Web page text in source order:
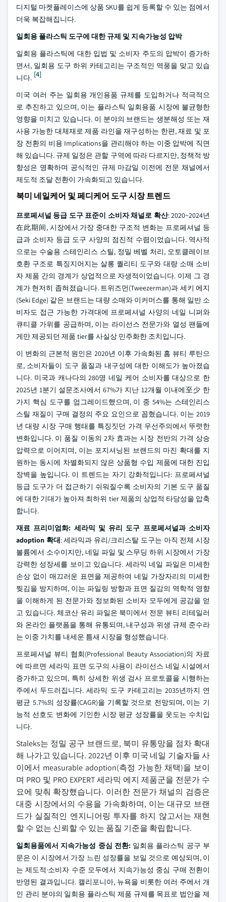
디지털 마켓플레이스에 상품 SKU를 쉽게 등록할 수 있는 점에서
더욱 복잡해집니다.
일회용 플라스틱 도구에 대한 규제 및 지속가능성 압박
일회용 플라스틱에 대한 입법 및 소비자 주도의 압박이 증가하
면서, 일회용 도구 하위 카테고리는 구조적인 역풍을 맞고 있습
니다. [4]
미국 여러 주는 일회용 개인용품 규제를 도입하거나 적극적으
로 추진하고 있으며, 이는 플라스틱 일회용품 시장에 불균형한
영향을 미치고 있습니다. 이 분야의 브랜드는 생분해성 또는 재
사용 가능한 대체재로 제품 라인을 재구성하는 한편, 재료 및 포
장 전환의 비용 Implications을 관리해야 하는 이중 압박에 직면
해 있습니다. 규제 일정은 관할 구역에 따라 다르지만, 정책적 방
향성은 명확하며 공식적인 규제 마감일 이전에 전문 채널에서
제도적 조달 전환이 가속화되고 있습니다.
북미 네일케어 및 페디케어 도구 시장 트렌드
프로페셔널 등급 도구 표준이 소비자 채널로 확산: 2020~2024년
在此期间, 시장에서 가장 중대한 구조적 변화는 프로페셔널 등
급과 소비자 등급 도구 사양의 점진적 수렴이었습니다. 역사적
으로는 수술용 스테인리스 스틸, 정밀 베벨 처리, 오토클레이브
호환 구조로 특징지어지는 살롱 퀄리티 도구와 대량 소매 소비
자 제품 간의 경계가 상업적으로 자생적이었습니다. 이제 그 경
계가 현저히 좁혀졌습니다. 트위즈먼(Tweezerman)과 세키 에지
(Seki Edge) 같은 브랜드는 대량 소매와 이커머스를 통해 일반 소
비자도 접근 가능한 가격대에 프로페셔널 사양의 네일 니퍼와
큐티클 가위를 공급하며, 이는 라이선스 전문가와 열성 팬들에
게만 제공되던 제품 tier를 사실상 민주화한 조치입니다.
이 변화의 근본적 원인은 2020년 이후 가속화된 홈 뷰티 루틴으
로, 소비자들이 도구 품질과 내구성에 대한 이해도가 높아졌습
니다. 미국과 캐나다의 280명 네일 케어 소비자를 대상으로 한
2025년 1분기 설문조사에서 67%가 지난 12개월 이내에至少 한
가지 핵심 도구를 업그레이드했으며, 이 중 54%는 스테인리스
스틸 재질이 구매 결정의 주요 요인으로 꼽혔습니다. 이는 2019
년 대량 시장 구매 행태를 특징짓던 가격 우선주의에서 뚜렷한
변화입니다. 이 품질 이동의 2차 효과는 시장 전반의 가격 상승
압력으로 이어지며, 이는 포지셔닝된 브랜드의 마진 확대를 지
원하는 동시에 차별화되지 않은 상품형 수입 제품에 대한 진입
장벽을 높입니다. 이 트렌드는 자기 강화적입니다: 프로페셔널
등급 도구가 더 접근하기 쉬워질수록 소비자의 기본 도구 품질
에 대한 기대가 높아져 최하위 tier 제품의 상업적 타당성을 압축
합니다.
재료 프리미엄화: 세라믹 및 유리 도구 프로페셔널과 소비자
adoption 확대: 세라믹과 유리/크리스탈 도구는 아직 전체 시장
볼륨에서 소수이지만, 네일 파일 및 스무딩 하위 시장에서 가장
강력한 성장세를 보이고 있습니다. 세라믹 네일 파일은 미세한
손상 없이 매끄러운 표면을 제공하여 네일 가장자리의 미세한
찢김을 방지하며, 이는 파일링 방향과 표면 질감의 역학적 영향
을 이해하게 된 전문가와 정보화된 소비자 모두에게 공감을 얻
고 있습니다. 체코산 유리 파일은 북미에서 전문 뷰티 리테일러
와 온라인 플랫폼을 통해 유통되며, 내구성과 위생 규제 준수라
는 이중 가치를 내세운 틈새 시장을 형성했습니다.
프로페셔널 뷰티 협회(Professional Beauty Association)의 자료
에 따르면 세라믹 표면 도구의 사용이 라이선스 네일 시설에서
증가하고 있으며, 특히 상세한 위생 검사 프로토콜을 시행하는
주에서 두드러집니다. 세라믹 도구 카테고리는 2035년까지 연
평균 5.7%의 성장률(CAGR)을 기록할 것으로 전망되며, 이는 기
능적 선호도 변화에 기인한 시장 평균 성장률을 웃도는 수치입
니다.
Staleks는 정밀 공구 브랜드로, 북미 유통망을 점차 확대
해 나가고 있습니다. 2022년 이후 미국 네일 기술자들 사
이에서 measurable adoption(측정 가능한 채택)을 보이
며 PRO 및 PRO EXPERT 세라믹 에지 제품군을 전문가 수
요에 맞춰 확장했습니다. 이러한 전문가 채널의 검증은
대중 시장에서의 수용을 가속화하며, 이는 대규모 브랜
드가 실질적인 엔지니어링 투자를 하지 않고서는 재현
할 수 없는 신뢰할 수 있는 품질 기준을 확립합니다.
일회용품에서 지속가능성 중심 전환: 일회용 플라스틱 공구 부
문은 이 시장에서 가장 느린 성장률을 보일 것으로 예상되며, 이
는 제도적·소비자 수준 모두에서 지속가능성 중심 구매 전환이
반영된 결과입니다. 캘리포니아, 뉴욕을 비롯한 여러 주에서 개
인 관리 분야의 일회용 플라스틱 제품 규제를 목표로 법안을 제